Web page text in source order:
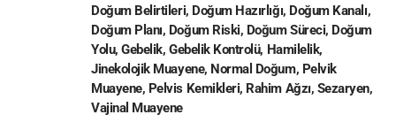
Doğum Belirtileri, Doğum Hazırlığı, Doğum Kanalı,
Doğum Planı, Doğum Riski, Doğum Süreci, Doğum
Yolu,Gebelik, Gebelik Kontrolü, Hamilelik,
Jinekolojik Muayene, Normal Doğum, Pelvik
Muayene, Pelvis Kemikleri, Rahim Ağzı, Sezaryen,
Vajinal Muayene